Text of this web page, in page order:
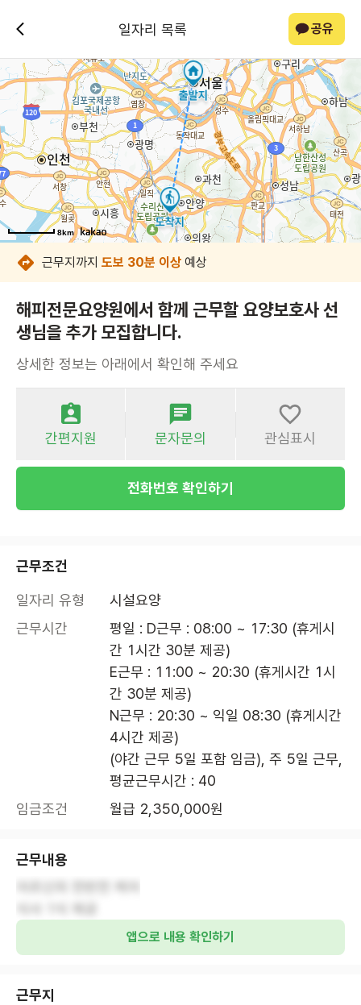
일자리 목록 공유
8km
8km
8km
8km
8km
8km
8km
8km
근무지까지 도보 30분 이상 예상
해피전문요양원에서 함께 근무할 요양보호사 선
생님을 추가 모집합니다.
상세한 정보는 아래에서 확인해 주세요
간편지원 문자문의 관심표시
전화번호 확인하기
근무조건
일자리 유형
시설요양
근무시간
평일 : D근무 : 08:00 ~ 17:30 (휴게시
간 1시간 30분 제공)
E근무 : 11:00 ~ 20:30 (휴게시간 1시
간 30분 제공)
N근무 : 20:30 ~ 익일 08:30 (휴게시간
4시간 제공)
(야간 근무 5일 포함 임금), 주 5일 근무,
평균근무시간 : 40
임금조건
월급 2,350,000원
근무내용
앱으로 내용 확인하기
근무지